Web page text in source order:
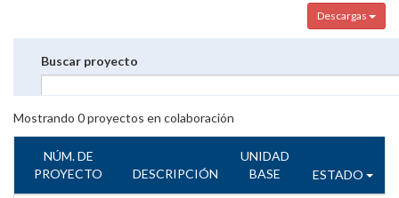
Descargas
Buscar proyecto
Mostrando 0proyectos en colaboración
NÚM. DE
PROYECTO
DESCRIPCIÓN
UNIDAD
BASE
ESTADO